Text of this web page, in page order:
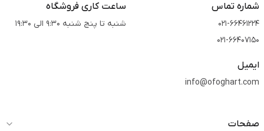
شماره تماس
021-66461224
021-66407150
ساعت کاری فروشگاه
شنبه تا پنج شنبه 9:30 الی 19:30
ایمیل
info@ofoghart.com
صفحات